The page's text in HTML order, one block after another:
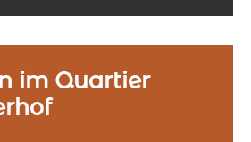
im Quartier